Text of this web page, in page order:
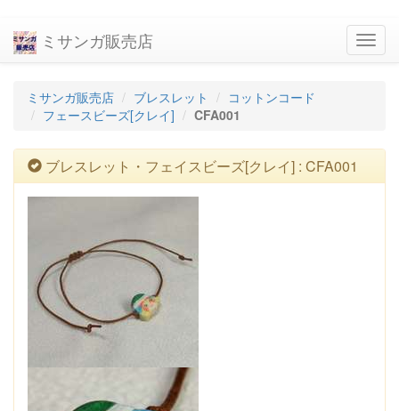
ミサンガ販売店
ミサンガ販売店 ブレスレット
コットンコード
フェースビーズ[クレイ]
CFA001
ブレスレット・フェイスビーズ[クレイ] : CFA001